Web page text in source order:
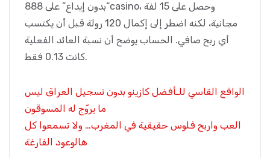
“بدون إيداع” على 888casino، وحصل على 15 لفة
مجانية، لكنه اضطر إلى إكمال 120 رولة قبل أن يكتسب
أي ربح صافي. الحساب يوضح أن نسبة العائد الفعلية
كانت 0.13 فقط.
الواقع القاسي للـأفضل كازينو بدون تسجيل العراق ليس
ما يروّج له المسوقون
العب واربح فلوس حقيقية في المغرب… ولا تسمعوا كل
هالوعود الفارغة